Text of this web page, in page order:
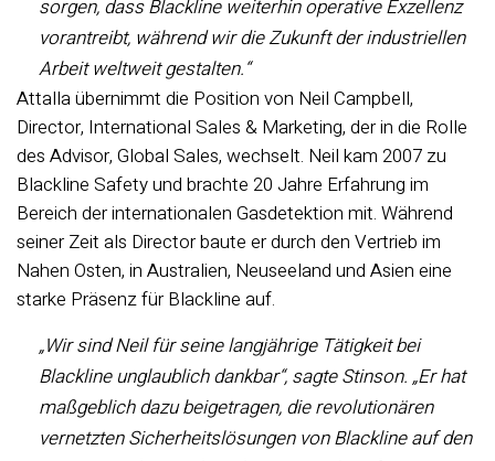
sorgen, dass Blackline weiterhin operative Exzellenz
vorantreibt, während wir die Zukunft der industriellen
Arbeit weltweit gestalten.“
Attalla übernimmt die Position von Neil Campbell,
Director, International Sales & Marketing, der in die Rolle
des Advisor, Global Sales, wechselt. Neil kam 2007 zu
Blackline Safety und brachte 20 Jahre Erfahrung im
Bereich der internationalen Gasdetektion mit. Während
seiner Zeit als Director baute er durch den Vertrieb im
Nahen Osten, in Australien, Neuseeland und Asien eine
starke Präsenz für Blackline auf.
„Wir sind Neil für seine langjährige Tätigkeit bei
Blackline unglaublich dankbar“, sagte Stinson. „Er hat
maßgeblich dazu beigetragen, die revolutionären
vernetzten Sicherheitslösungen von Blackline auf den